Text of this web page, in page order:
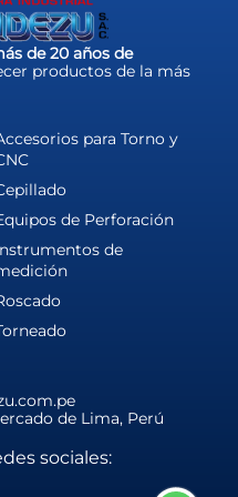
de 20 años de
productos de la más
para Torno y
de Perforación
de
de Lima, Perú
sociales: